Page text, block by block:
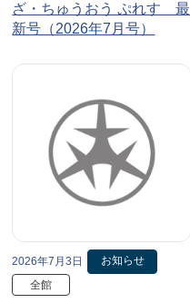
ざ・ちゅうおう ぷれす 最
新号（2026年7月号）
2026年7月3日
お知らせ
全館